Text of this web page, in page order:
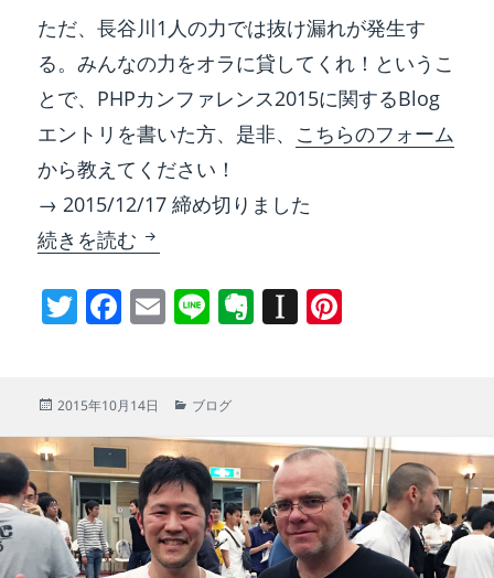
ただ、長谷川1人の力では抜け漏れが発生す
る。みんなの力をオラに貸してくれ！というこ
とで、PHPカンファレンス2015に関するBlog
エントリを書いた方、是非、 こちらのフォーム
から教えてください！
→ 2015/12/17 締め切りました
続きを読む PHPカンファレンス2015 Blogエント
T
er
F
e
b
o
o
k
E Li E
ot
e
In
a
p
er
st
投
日:
2015年10月14日
カ
ゴ
リ
ー
ブログ